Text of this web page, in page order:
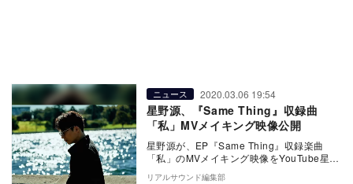
ニュース 2020.03.06 19:54
星野源、『Same Thing』収録曲
「私」MVメイキング映像公開
星野源が、EP『Same Thing』収録楽曲
「私」のMVメイキング映像をYouTube星野
源オフィシャルチャンネルにて公開した…
リアルサウンド編集部